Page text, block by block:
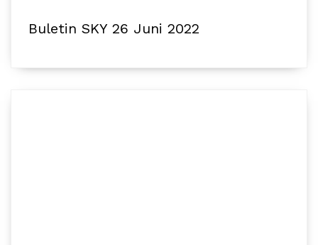
Buletin SKY 26 Juni 2022